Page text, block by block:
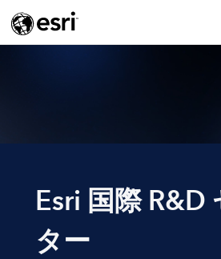
Esri 国際 R&D
ター